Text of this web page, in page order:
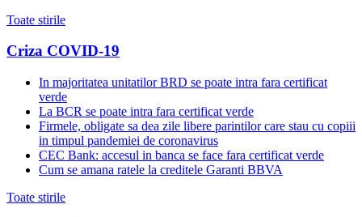
Toate stirile
Criza COVID-19
In majoritatea unitatilor BRD se poate intra fara certificat
verde
La BCR se poate intra fara certificat verde
Firmele, obligate sa dea zile libere parintilor care stau cu copiii
in timpul pandemiei de coronavirus
CEC Bank: accesul in banca se face fara certificat verde
Cum se amana ratele la creditele Garanti BBVA
Toate stirile